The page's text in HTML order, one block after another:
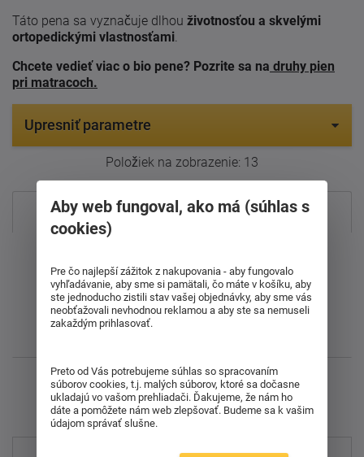
Táto pena sa vyznačuje dlhou životnosťou a skvelými
ortopedickými vlastnosťami.
Chcete vedieť viac o bio pene? Pozrite sa na druhy pien
pri matracoch.
Upresniť parametre
Položiek na zobrazenie: 13
Najpredávanejšie
Od najlacnejšieho
Zobrazujem 1 - 13 z 13
Aby web fungoval, ako má (súhlas s
cookies)
Pre čo najlepší zážitok z nakupovania - aby fungovalo
vyhľadávanie, aby sme si pamätali, čo máte v košíku, aby
ste jednoducho zistili stav vašej objednávky, aby sme vás
neobťažovali nevhodnou reklamou a aby ste sa nemuseli
zakaždým prihlasovať.
Preto od Vás potrebujeme súhlas so spracovaním
súborov cookies, t.j. malých súborov, ktoré sa dočasne
ukladajú vo vašom prehliadači. Ďakujeme, že nám ho
dáte a pomôžete nám web zlepšovať. Budeme sa k vašim
údajom správať slušne.